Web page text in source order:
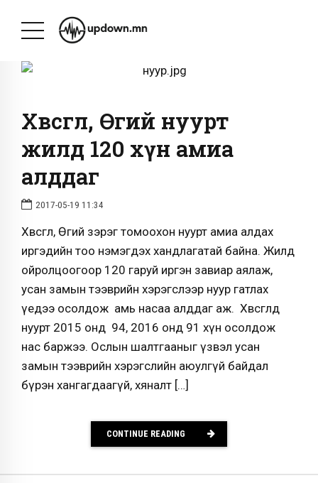
Хөвсгөл, Өгий нуурт
жилд 120 хүн амиа
алддаг
2017-05-19 11:34
Хөвсгөл, Өгий зэрэг томоохон нуурт амиа алдах
иргэдийн тоо нэмэгдэх хандлагатай байна. Жилд
ойролцоогоор 120 гаруй иргэн завиар аялаж,
усан замын тээврийн хэрэгслээр нуур гатлах
үедээ осолдож амь насаа алддаг аж. Хөвсгөлд
нуурт 2015 онд 94, 2016 онд 91 хүн осолдож
нас баржээ. Ослын шалтгааныг үзвэл усан
замын тээврийн хэрэгслийн аюулгүй байдал
бүрэн хангагдаагүй, хяналт […]
CONTINUE READING